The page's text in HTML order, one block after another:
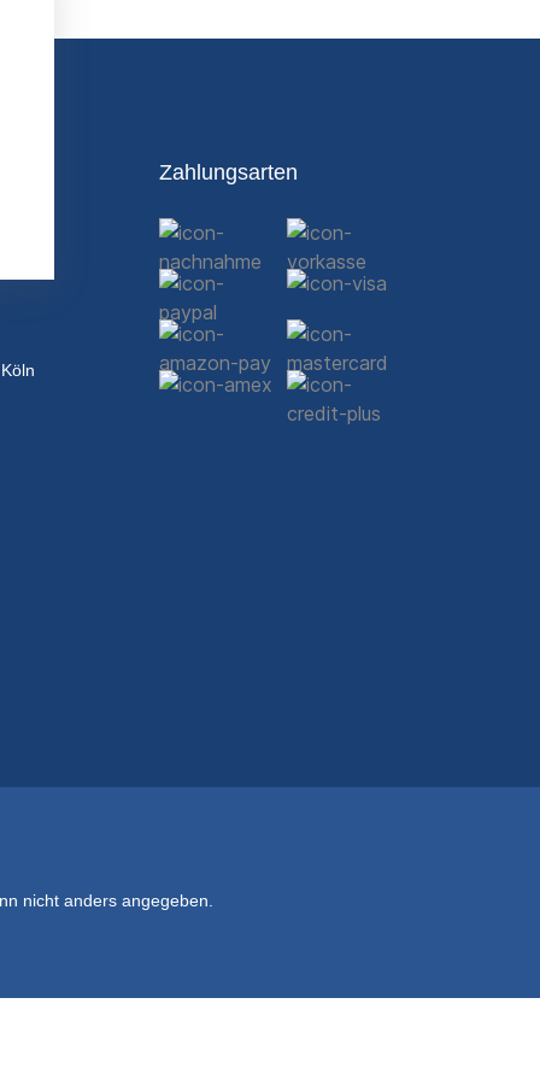
Zahlungsarten
nicht anders angegeben.